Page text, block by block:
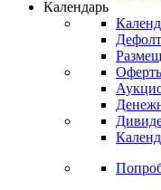
Календарь